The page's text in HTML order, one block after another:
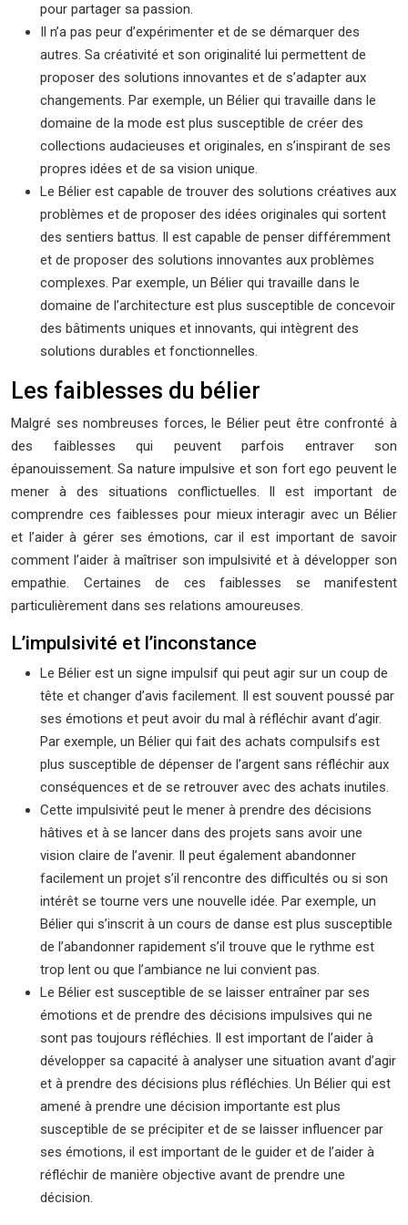
pour partager sa passion.
Il n’a pas peur d’expérimenter et de se démarquer des
autres. Sa créativité et son originalité lui permettent de
proposer des solutions innovantes et de s’adapter aux
changements. Par exemple, un Bélier qui travaille dans le
domaine de la mode est plus susceptible de créer des
collections audacieuses et originales, en s’inspirant de ses
propres idées et de sa vision unique.
Le Bélier est capable de trouver des solutions créatives aux
problèmes et de proposer des idées originales qui sortent
des sentiers battus. Il est capable de penser différemment
et de proposer des solutions innovantes aux problèmes
complexes. Par exemple, un Bélier qui travaille dans le
domaine de l’architecture est plus susceptible de concevoir
des bâtiments uniques et innovants, qui intègrent des
solutions durables et fonctionnelles.
Les faiblesses du bélier
Malgré ses nombreuses forces, le Bélier peut être confronté à
des faiblesses qui peuvent parfois entraver son
épanouissement. Sa nature impulsive et son fort ego peuvent le
mener à des situations conflictuelles. Il est important de
comprendre ces faiblesses pour mieux interagir avec un Bélier
et l’aider à gérer ses émotions, car il est important de savoir
comment l’aider à maîtriser son impulsivité et à développer son
empathie. Certaines de ces faiblesses se manifestent
particulièrement dans ses relations amoureuses.
L’impulsivité et l’inconstance
Le Bélier est un signe impulsif qui peut agir sur un coup de
tête et changer d’avis facilement. Il est souvent poussé par
ses émotions et peut avoir du mal à réfléchir avant d’agir.
Par exemple, un Bélier qui fait des achats compulsifs est
plus susceptible de dépenser de l’argent sans réfléchir aux
conséquences et de se retrouver avec des achats inutiles.
Cette impulsivité peut le mener à prendre des décisions
hâtives et à se lancer dans des projets sans avoir une
vision claire de l’avenir. Il peut également abandonner
facilement un projet s’il rencontre des difficultés ou si son
intérêt se tourne vers une nouvelle idée. Par exemple, un
Bélier qui s’inscrit à un cours de danse est plus susceptible
de l’abandonner rapidement s’il trouve que le rythme est
trop lent ou que l’ambiance ne lui convient pas.
Le Bélier est susceptible de se laisser entraîner par ses
émotions et de prendre des décisions impulsives qui ne
sont pas toujours réfléchies. Il est important de l’aider à
développer sa capacité à analyser une situation avant d’agir
et à prendre des décisions plus réfléchies. Un Bélier qui est
amené à prendre une décision importante est plus
susceptible de se précipiter et de se laisser influencer par
ses émotions, il est important de le guider et de l’aider à
réfléchir de manière objective avant de prendre une
décision.